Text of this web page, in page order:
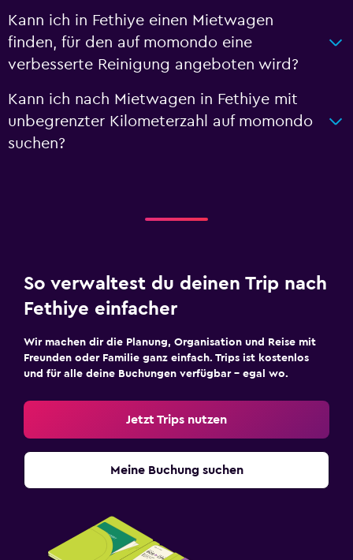
Kann ich in Fethiye einen Mietwagen
finden, für den auf momondo eine
verbesserte Reinigung angeboten wird?
Kann ich nach Mietwagen in Fethiye mit
unbegrenzter Kilometerzahl auf momondo
suchen?
So verwaltest du deinen Trip nach
Fethiye einfacher
Wir machen dir die Planung, Organisation und Reise mit
Freunden oder Familie ganz einfach. Trips ist kostenlos
und für alle deine Buchungen verfügbar – egal wo.
Jetzt Trips nutzen
Meine Buchung suchen